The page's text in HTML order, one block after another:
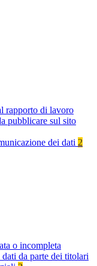
rapporto di lavoro
pubblicare sul sito
dei dati 2
o incompleta
da parte dei titolari